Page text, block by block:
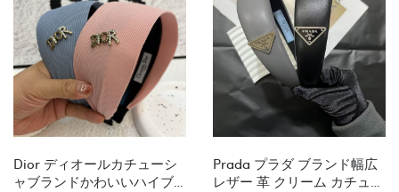
Dior ディオールカチューシ
ャブランドかわいいハイブ
Prada プラダ ブランド幅広
レザー 革 クリーム カチュー